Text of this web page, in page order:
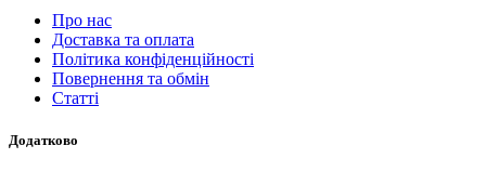
Про нас
Доставка та оплата
Політика конфіденційності
Повернення та обмін
Статті
Додатково